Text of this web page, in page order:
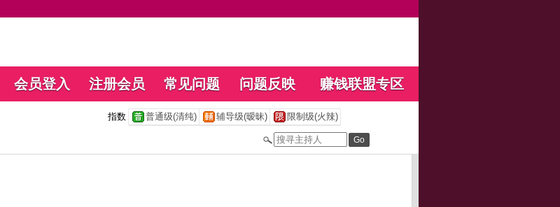
会员登入 注册会员 常见问题 问题反映 赚钱联盟专区
指数 普通级(清纯) 辅导级(暧昧) 限制级(火辣)